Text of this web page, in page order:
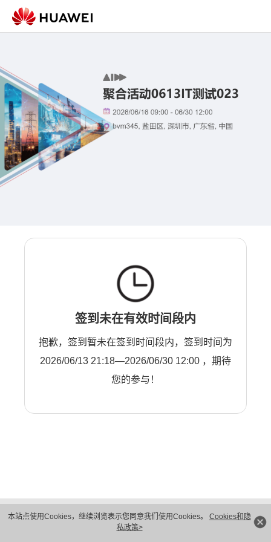
本站点使用Cookies，继续浏览表示您同意我们使用Cookies。 Cookies和隐
私政策>
签到未在有效时间段内
抱歉，签到暂未在签到时间段内，签到时间为
2026/06/13 21:18—2026/06/30 12:00 ，期待
您的参与！
隐私保护
法律声明